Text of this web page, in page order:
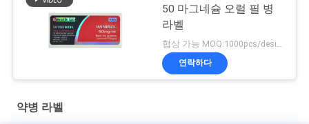
50 마그네슘 오럴 필 병
라벨
연락하다
약병 라벨